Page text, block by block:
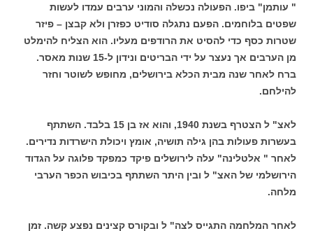
" עותמן" ביפו. הפעולה נכשלה והמוני ערבים עמדו לעשות
שפטים בלוחמים. הפעם נתגלה סודיט כפזרן ולא קבצן – פיזר
שטרות כסף כדי להסיט את הרודפים מעליו. הוא הצליח להימלט
מן הערבים אך נעצר על ידי הבריטים ונידון ל-15 שנות מאסר.
ברח לאחר שנה מבית הכלא בירושלים, מחופש לשוטר וחזר
להילחם.
לאצ" ל הצטרף בשנת 1940, והוא אז בן 15 בלבד. השתתף
בעשרות פעולות בהן גילה תושיה, אומץ ויכולת הישרדות נדירים.
לאחר " אלטלינה" עלה לירושלים פיקד כמפקד פלוגה על הגדוד
הירושלמי של האצ" ל ובין היתר השתתף בכיבוש הכפר הערבי
מלחה.
לאחר המלחמה התגייס לצה" ל ובקורס קצינים נפצע קשה. זמן